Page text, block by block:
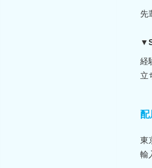
先
経
立
配
東
輸